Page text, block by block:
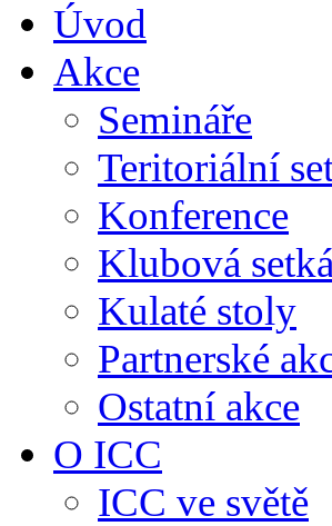
Úvod
Akce
Semináře
Teritoriální
Konference
Klubová
Kulaté stoly
Partnerské
Ostatní akce
O ICC
ICC ve světě